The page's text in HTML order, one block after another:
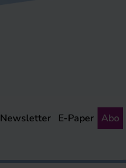
Newsletter E-Paper Abo